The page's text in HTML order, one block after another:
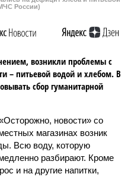
России)
возникли проблемы с
– питьевой водой и хлебом. В
сбор гуманитарной
новости» со
магазинах возник
Всю воду, которую
разбирают. Кроме
и на другие напитки,